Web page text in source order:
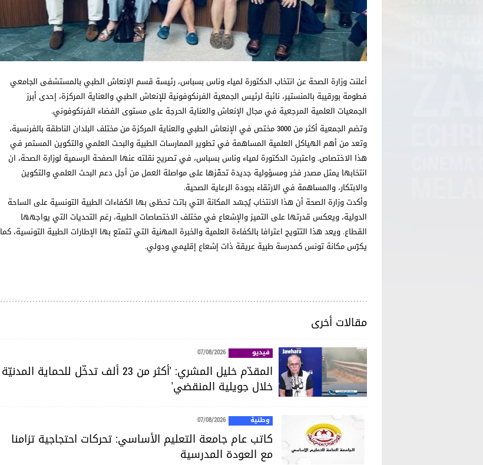
أعلنت وزارة الصحة عن انتخاب الدكتورة لمياء وناس بسباس، رئيسة قسم الإنعاش الطبي بالمستشفى الجامعي
فطومة بورقيبة بالمنستير، نائبة لرئيس الجمعية الفرنكوفونية للإنعاش الطبي والعناية المركزة، إحدى أبرز
الجمعيات العلمية المرجعية في مجال الإنعاش والعناية الحرجة على مستوى الفضاء الفرنكوفوني.
وتضم الجمعية أكثر من 3000 مختص في الإنعاش الطبي والعناية المركزة من مختلف البلدان الناطقة بالفرنسية،
وتعد من أهم الهياكل العلمية المساهمة في تطوير الممارسات الطبية والبحث العلمي والتكوين المستمر في
هذا الاختصاص. واعتبرت الدكتورة لمياء وناس بسباس، في تصريح نقلته عنها الصفحة الرسمية لوزارة الصحة، ان
انتخابها يمثل مصدر فخر ومسؤولية جديدة تحفّزها على مواصلة العمل من أجل دعم البحث العلمي والتكوين
والابتكار، والمساهمة في الارتقاء بجودة الرعاية الصحية.
وأكدت وزارة الصحة أن هذا الانتخاب يُجسّد المكانة التي باتت تحظى بها الكفاءات الطبية التونسية على الساحة
الدولية، ويعكس قدرتها على التميز والإشعاع في مختلف الاختصاصات الطبية، رغم التحديات التي يواجهها
القطاع. ويعد هذا التتويج اعترافا بالكفاءة العلمية والخبرة المهنية التي تتمتع بها الإطارات الطبية التونسية، كما
يكرّس مكانة تونس كمدرسة طبية عريقة ذات إشعاع إقليمي ودولي.
مقالات أخرى
فيديو 07/08/2026
المقدّم خليل المشري: 'أكثر من 23 ألف تدخّل للحماية المدنيّة
خلال جويلية المنقضي'
وطنية 07/08/2026
كاتب عام جامعة التعليم الأساسي: تحركات احتجاجية تزامنا
مع العودة المدرسية